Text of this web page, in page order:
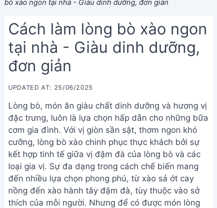
bò xào ngon tại nhà - Giàu dinh dưỡng, đơn giản
Cách làm lòng bò xào ngon
tại nhà - Giàu dinh dưỡng,
đơn giản
UPDATED AT: 25/06/2025
Lòng bò, món ăn giàu chất dinh dưỡng và hương vị
đặc trưng, luôn là lựa chọn hấp dẫn cho những bữa
cơm gia đình. Với vị giòn sần sật, thơm ngon khó
cưỡng, lòng bò xào chinh phục thực khách bởi sự
kết hợp tinh tế giữa vị đậm đà của lòng bò và các
loại gia vị. Sự đa dạng trong cách chế biến mang
đến nhiều lựa chọn phong phú, từ xào sả ớt cay
nồng đến xào hành tây đậm đà, tùy thuộc vào sở
thích của mỗi người. Nhưng để có được món lòng